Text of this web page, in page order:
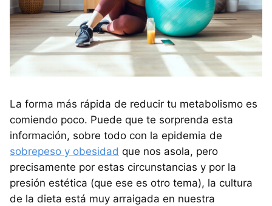
La forma más rápida de reducir tu metabolismo es
comiendo poco. Puede que te sorprenda esta
información, sobre todo con la epidemia de
sobrepeso y obesidad que nos asola, pero
precisamente por estas circunstancias y por la
presión estética (que ese es otro tema), la cultura
de la dieta está muy arraigada en nuestra